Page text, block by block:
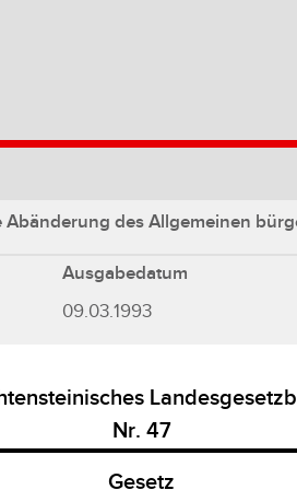
des Allgemeinen
Ausgabedatum
09.03.1993